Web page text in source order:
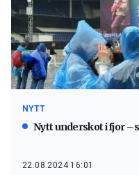
NYTT
Nytt underskot i fjor –
22.08.2024 16:01